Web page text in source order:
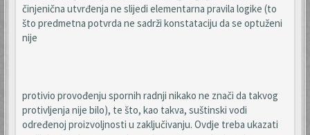
činjenična utvrđenja ne slijedi elementarna pravila logike (to
što predmetna potvrda ne sadrži konstataciju da se optuženi
nije
protivio provođenju spornih radnji nikako ne znači da takvog
protivljenja nije bilo), te što, kao takva, suštinski vodi
određenoj proizvoljnosti u zaključivanju. Ovdje treba ukazati